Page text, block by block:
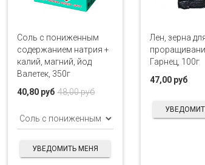
Соль с пониженным
содержанием натрия +
калий, магний, йод
Валетек, 350г
48,00 руб
40,80 руб
УВЕДОМИТЬ МЕНЯ
Лен, зерна
Гарнец, 100г
47,00 руб